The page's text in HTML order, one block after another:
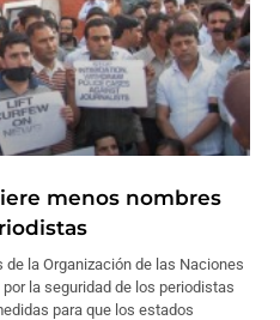
menos nombres
la Organización de las Naciones
la seguridad de los periodistas
para que los estados